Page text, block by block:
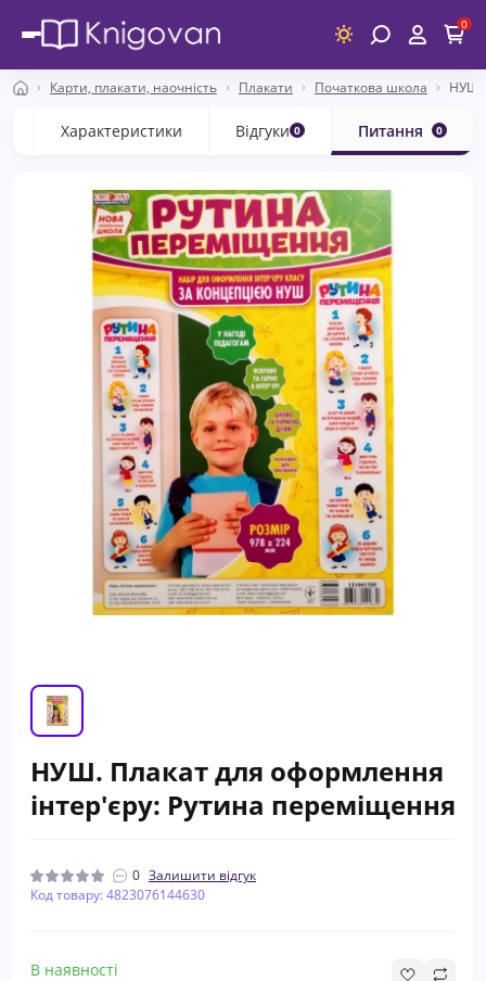
0
Карти, плакати, наочність Плакати Початкова школа НУШ.
Характеристики Відгуки 0 Питання 0
НУШ. Плакат для оформлення
інтер'єру: Рутина переміщення
0 Залишити відгук
Код товару: 4823076144630
В наявності